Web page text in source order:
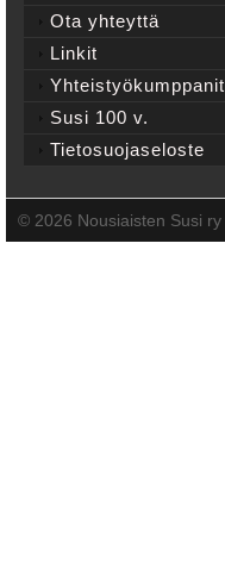
Ota yhteyttä
Linkit
Yhteistyökumppanit
Susi 100 v.
Tietosuojaseloste
© 2026 Nousiaisten Susi ry